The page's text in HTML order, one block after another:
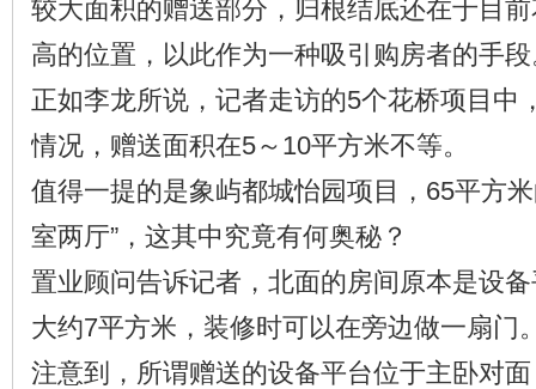
较大面积的赠送部分，归根结底还在于目
高的位置，以此作为一种吸引购房者的手
正如李龙所说，记者走访的5个花桥项目中
情况，赠送面积在5～10平方米不等。
值得一提的是象屿都城怡园项目，65平方
室两厅”，这其中究竟有何奥秘？
置业顾问告诉记者，北面的房间原本是设
大约7平方米，装修时可以在旁边做一扇门
注意到，所谓赠送的设备平台位于主卧对